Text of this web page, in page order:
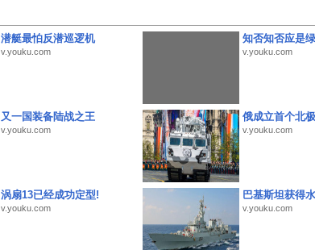
潜艇最怕反潜巡逻机
v.youku.com
知否知否应是
v.youku.com
又一国装备陆战之王
v.youku.com
俄成立首个北
v.youku.com
涡扇13已经成功定型!
v.youku.com
巴基斯坦获得
v.youku.com